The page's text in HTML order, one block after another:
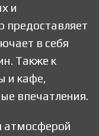
и
предоставляет
в себя
Также к
и кафе,
впечатления.
атмосферой